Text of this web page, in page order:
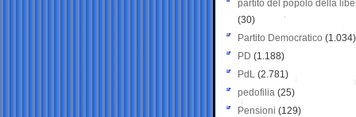
partito del popolo della
(30)
Partito Democratico (1.034)
PD (1.188)
PdL (2.781)
pedofilia (25)
Pensioni (129)